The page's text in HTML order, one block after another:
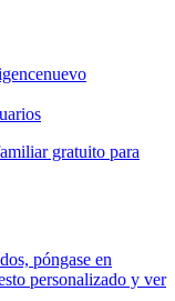
nuevo
gratuito para
póngase en
personalizado y ver